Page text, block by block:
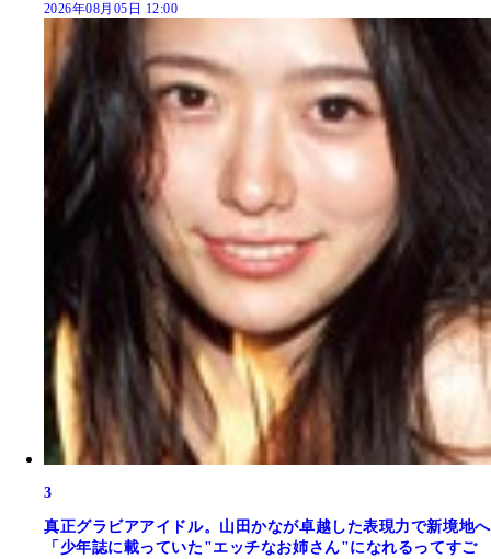
2026年08月05日 12:00
3
真正グラビアアイドル。山田かなが卓越した表現力で新境地へ
「少年誌に載っていた"エッチなお姉さん"になれるってすご